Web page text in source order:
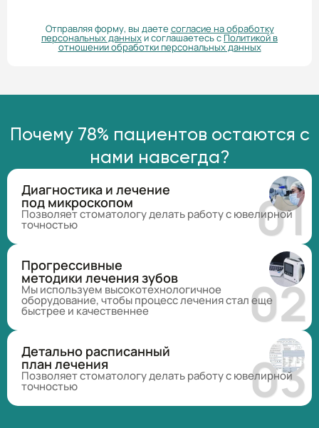
Отправляя форму, вы даете согласие на обработку
персональных данныхи соглашаетесь сПолитикой в
отношении обработки персональных данных
Почему 78% пациентов остаются с
нами навсегда?
Диагностика и лечение
под микроскопом
Позволяет стоматологу делать работу с ювелирной
точностью
Прогрессивные
методики лечения зубов
Мы используем высокотехнологичное
оборудование, чтобы процесс лечения стал еще
быстрее и качественнее
Детально расписанный
план лечения
Позволяет стоматологу делать работу с ювелирной
точностью